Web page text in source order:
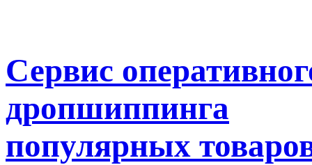
Сервис
дропшиппинга
популярных